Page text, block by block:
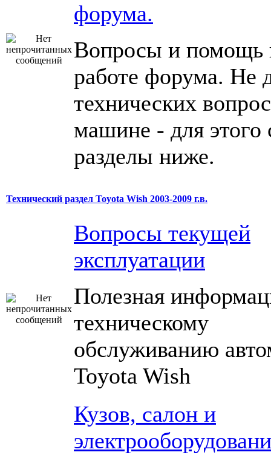
форума.
Вопросы и помощь
работе форума. Не
технических
машине - для этого
разделы ниже.
Технический раздел Toyota Wish 2003-2009 г.в.
Вопросы текущей
эксплуатации
Полезная
техническому
обслуживанию
Toyota Wish
Кузов, салон и